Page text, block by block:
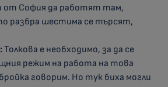
от София да работят там,
разбра шестима се търсят,
Толкова е необходимо, за да се
режим на работа на това
говорим. Но тук биха могли